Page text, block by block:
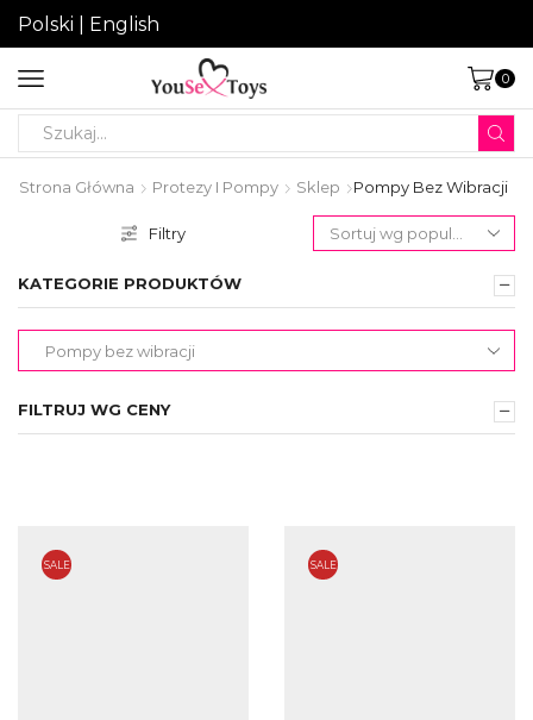
Polski English
0
Strona Główna Protezy I Pompy Sklep Pompy Bez Wibracji
Filtry
KATEGORIE PRODUKTÓW
FILTRUJ WG CENY
SALE SALE